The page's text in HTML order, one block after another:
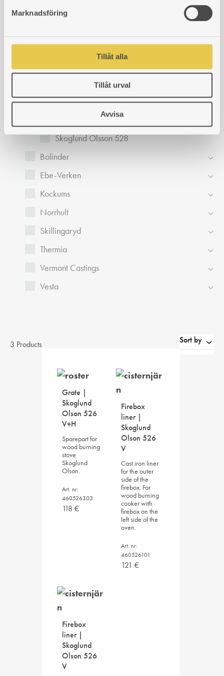
Marknadsföring
Tillåt alla
Tillåt urval
Avvisa
3 Products Sort by
Grate |
Skoglund
Olson 526
V+H
Sparepart for
wood burning
stove
Skoglund
Olson.
Art. nr:
460526303
118 €
Firebox
liner |
Skoglund
Olson 526
V
Cast iron liner
for the outer
side of the
firebox. For
wood burning
cooker with
firebox on the
left side of the
oven.
Art. nr:
460526101
121 €
Firebox
liner |
Skoglund
Olson 526
V
Skoglund Olsson 372
Skoglund Olsson 427
Skoglund Olsson 525
Skoglund Olsson 526
Skoglund Olsson 527
Skoglund Olsson 528
Bolinder
Ebe-Verken
Kockums
Norrhult
Skillingaryd
Thermia
Vermont Castings
Vesta